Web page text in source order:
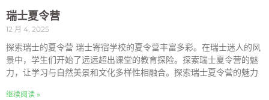
瑞士夏令营
12 月 4, 2025
探索瑞士的夏令营 瑞士寄宿学校的夏令营丰富多彩。在瑞士迷人的风
景中，学生们开始了远远超出课堂的教育探险。探索瑞士夏令营的魅
力，让学习与自然美景和文化多样性相融合。探索瑞士夏令营的魅力
继续阅读 »